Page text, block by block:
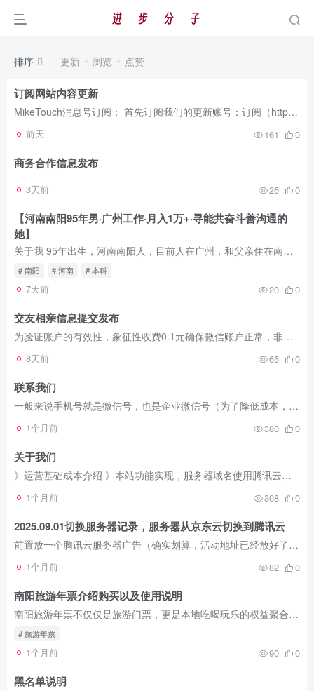
排序 更新 浏览 点赞
订阅网站内容更新
MikeTouch消息号订阅： 首先订阅我们的更新账号：订阅（https://open.miketouch.com/s10fBYaR?a=1） 然后下载消息号APP登陆后接收更新推动消息（推送是及时的，但是可能因为APP的缓存问题会存在...
前天 161 0
商务合作信息发布
3天前 26 0
【河南南阳95年男·广州工作·月入1万+·寻能共奋斗善沟通的
她】
关于我 95年出生，河南南阳人，目前人在广州，和父亲住在南岗老小区，环境安静。身高170，体重在65-69kg之间浮动（阿福的体重秤不太准，哈哈）。近视但不严重，没学车，怕祸害别人。 收入一万多...
# 南阳 # 河南 # 本科
7天前 20 0
交友相亲信息提交发布
为验证账户的有效性，象征性收费0.1元确保微信账户正常，非无实名，无法支付的涉诈微信。
8天前 65 0
联系我们
一般来说手机号就是微信号，也是企业微信号（为了降低成本，企业微信不再添加好友）。 对违规内容投诉举报： 投诉电话：13697425468 投诉邮箱：neirong@jinbufenzi.work 在线投诉：发起投诉 其...
1个月前 380 0
关于我们
》运营基础成本介绍 》本站功能实现，服务器域名使用腾讯云，程序使用wordpress，主题使用子比主题，由于切换服务商备案信息重审没有变化，就不更新京东这张备案图片了。 工商执照注册号/统一社...
1个月前 308 0
2025.09.01切换服务器记录，服务器从京东云切换到腾讯云
前置放一个腾讯云服务器广告（确实划算，活动地址已经放好了）： 》2h4g5m到手168一年【第一个组合购选择245配置的，然后就能看到168一年，如果你额外有会员券20或者30能再减，但是应该修了这个...
1个月前 82 0
南阳旅游年票介绍购买以及使用说明
南阳旅游年票不仅仅是旅游门票，更是本地吃喝玩乐的权益聚合产品，如果景区距离自己家比较近，那就非常非常建议购买使用，实际就相当于把景区变成自己家的后花园，年票的费用不过就是每年管理费...
# 旅游年票
1个月前 90 0
黑名单说明